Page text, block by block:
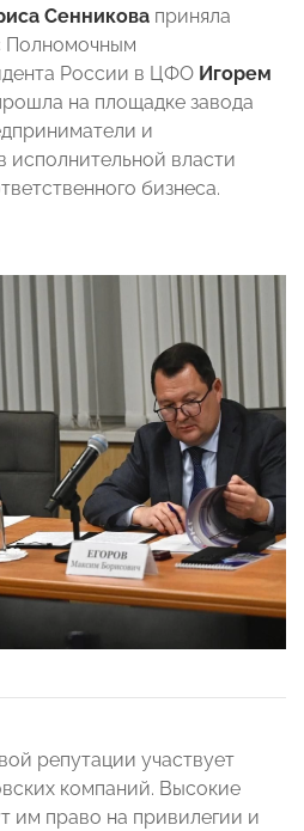
Сенникова приняла
Полномочным
России в ЦФО Игорем
на площадке завода
и
исполнительной власти
бизнеса.
репутации участвует
компаний. Высокие
им право на привилегии и